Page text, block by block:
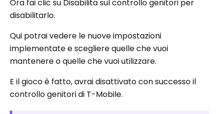
Ora fai clic su Disabilita sul controllo genitori per
disabilitarlo.
Qui potrai vedere le nuove impostazioni
implementate e scegliere quelle che vuoi
mantenere o quelle che vuoi utilizzare.
E il gioco è fatto, avrai disattivato con successo il
controllo genitori di T-Mobile.